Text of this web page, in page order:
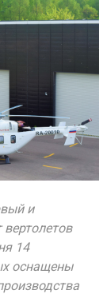
и
14
оснащены